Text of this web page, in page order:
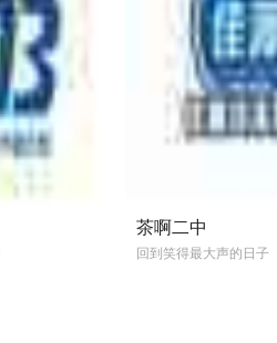
茶啊二中
回到笑得最大声的日子